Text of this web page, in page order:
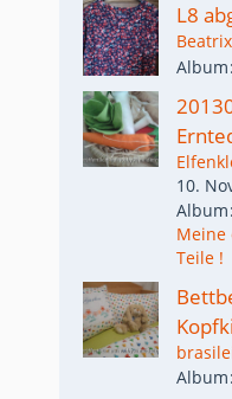
L8
Album
10.
Album
Meine
Teile !
Album